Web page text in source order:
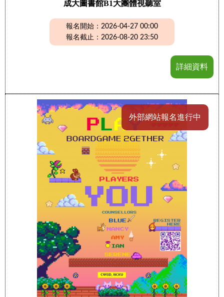
成大圖書館B1大團體視聽室
報名開始：2026-04-27 00:00
報名截止：2026-08-20 23:50
詳細資料
外部網站報名進行中